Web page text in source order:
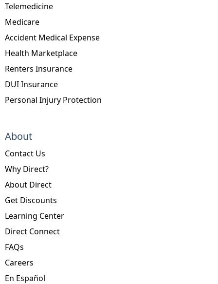
Telemedicine
Medicare
Accident Medical Expense
Health Marketplace
Renters Insurance
DUI Insurance
Personal Injury Protection
About
Contact Us
Why Direct?
About Direct
Get Discounts
Learning Center
Direct Connect
FAQs
Careers
En Español